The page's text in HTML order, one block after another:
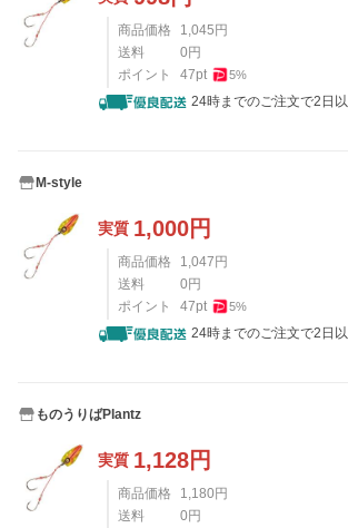
商品価格 1,045円
送料
0円
ポイント
47pt 5%
24時までのご注文で2日
M-style
実質 1,000円
商品価格 1,047円
送料
0円
ポイント
47pt 5%
24時までのご注文で2日
ものうりばPlantz
実質 1,128円
商品価格 1,180円
送料
0円